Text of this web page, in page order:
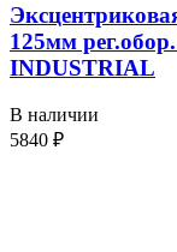
125мм
INDUSTRIAL
В наличии
5840 ₽